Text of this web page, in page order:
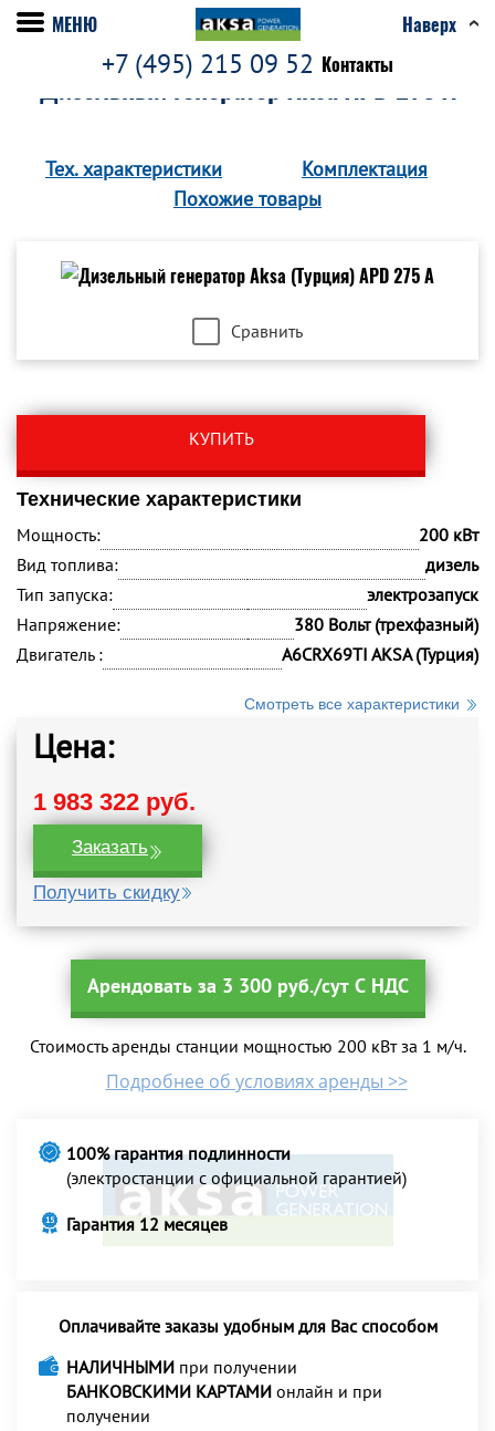
+7 (495) 215 09 52 Контакты
МЕНЮ Наверх
Дизельный генератор Aksa APD 275 A
Тех. характеристики
Комплектация
Похожие товары
Сравнить
КУПИТЬ
Технические характеристики
Мощность:
200 кВт
Вид топлива:
дизель
Тип запуска:
электрозапуск
Напряжение:
380 Вольт (трехфазный)
Двигатель :
A6CRX69TI AKSA (Турция)
Смотреть все характеристики
Цена:
1 983 322 руб.
Заказать
Получить скидку
Арендовать за 3 300 руб./сут С НДС
Стоимость аренды станции мощностью 200 кВт за 1 м/ч.
Подробнее об условиях аренды >>
100% гарантия подлинности
(электростанции с официальной гарантией)
Гарантия 12 месяцев
Оплачивайте заказы удобным для Вас способом
НАЛИЧНЫМИ при получении
БАНКОВСКИМИ КАРТАМИ онлайн и при
получении